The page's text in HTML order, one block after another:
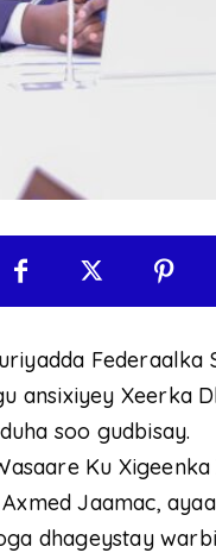
ansixiyey Xeerka
soo gudbisay.
Ku
Jaamac,
dhageystay